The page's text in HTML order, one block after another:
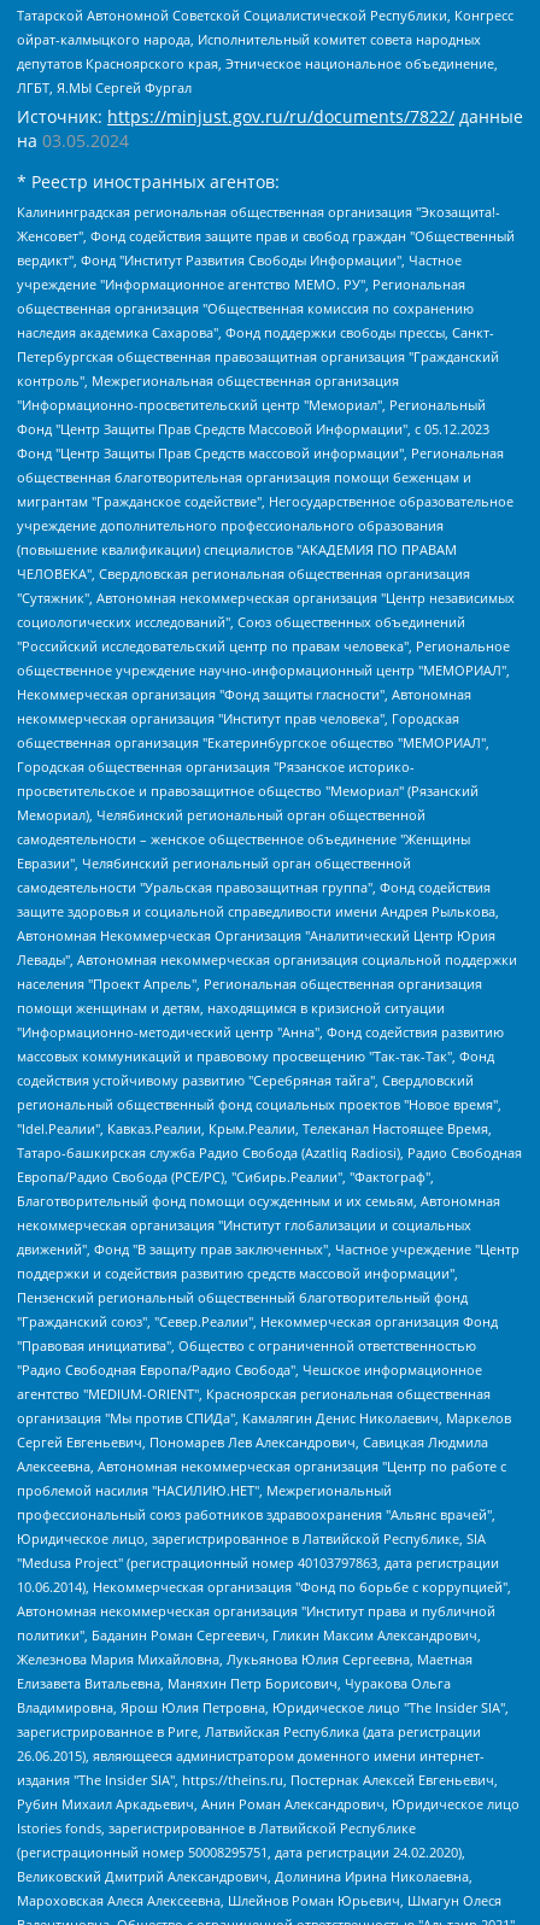
Татарской Автономной Советской Социалистической Республики, Конгресс
ойрат-калмыцкого народа, Исполнительный комитет совета народных
депутатов Красноярского края, Этническое национальное объединение,
ЛГБТ, Я.МЫ Сергей Фургал
Источник: https://minjust.gov.ru/ru/documents/7822/ данные
на 03.05.2024
* Реестр иностранных агентов:
Калининградская региональная общественная организация "Экозащита!-Женсовет", Фонд содействия защите прав и свобод граждан "Общественный вердикт", Фонд "Институт Развития Свободы Информации", Частное учреждение "Информационное агентство МЕМО. РУ", Региональная общественная организация "Общественная комиссия по сохранению наследия академика Сахарова", Фонд поддержки свободы прессы, Санкт-Петербургская общественная правозащитная организация "Гражданский контроль", Межрегиональная общественная организация "Информационно-просветительский центр "Мемориал", Региональный Фонд "Центр Защиты Прав Средств Массовой Информации", с 05.12.2023 Фонд "Центр Защиты Прав Средств массовой информации", Региональная общественная благотворительная организация помощи беженцам и мигрантам "Гражданское содействие", Негосударственное образовательное учреждение дополнительного профессионального образования (повышение квалификации) специалистов "АКАДЕМИЯ ПО ПРАВАМ ЧЕЛОВЕКА", Свердловская региональная общественная организация "Сутяжник", Автономная некоммерческая организация "Центр независимых социологических исследований", Союз общественных объединений "Российский исследовательский центр по правам человека", Региональное общественное учреждение научно-информационный центр "МЕМОРИАЛ", Некоммерческая организация "Фонд защиты гласности", Автономная некоммерческая организация "Институт прав человека", Городская общественная организация "Екатеринбургское общество "МЕМОРИАЛ", Городская общественная организация "Рязанское историко-просветительское и правозащитное общество "Мемориал" (Рязанский Мемориал), Челябинский региональный орган общественной самодеятельности – женское общественное объединение "Женщины Евразии", Челябинский региональный орган общественной самодеятельности "Уральская правозащитная группа", Фонд содействия защите здоровья и социальной справедливости имени Андрея Рылькова, Автономная Некоммерческая Организация "Аналитический Центр Юрия Левады", Автономная некоммерческая организация социальной поддержки населения "Проект Апрель", Региональная общественная организация помощи женщинам и детям, находящимся в кризисной ситуации "Информационно-методический центр "Анна", Фонд содействия развитию массовых коммуникаций и правовому просвещению "Так-так-Так", Фонд содействия устойчивому развитию "Серебряная тайга", Свердловский региональный общественный фонд социальных проектов "Новое время", "Idel.Реалии", Кавказ.Реалии, Крым.Реалии, Телеканал Настоящее Время, Татаро-башкирская служба Радио Свобода (Azatliq Radiosi), Радио Свободная Европа/Радио Свобода (PCE/PC), "Сибирь.Реалии", "Фактограф", Благотворительный фонд помощи осужденным и их семьям, Автономная некоммерческая организация "Институт глобализации и социальных движений", Фонд "В защиту прав заключенных", Частное учреждение "Центр поддержки и содействия развитию средств массовой информации", Пензенский региональный общественный благотворительный фонд "Гражданский союз", "Север.Реалии", Некоммерческая организация Фонд "Правовая инициатива", Общество с ограниченной ответственностью "Радио Свободная Европа/Радио Свобода", Чешское информационное агентство "MEDIUM-ORIENT", Красноярская региональная общественная организация "Мы против СПИДа", Камалягин Денис Николаевич, Маркелов Сергей Евгеньевич, Пономарев Лев Александрович, Савицкая Людмила Алексеевна, Автономная некоммерческая организация "Центр по работе с проблемой насилия "НАСИЛИЮ.НЕТ", Межрегиональный профессиональный союз работников здравоохранения "Альянс врачей", Юридическое лицо, зарегистрированное в Латвийской Республике, SIA "Medusa Project" (регистрационный номер 40103797863, дата регистрации 10.06.2014), Некоммерческая организация "Фонд по борьбе с коррупцией", Автономная некоммерческая организация "Институт права и публичной политики", Баданин Роман Сергеевич, Гликин Максим Александрович, Железнова Мария Михайловна, Лукьянова Юлия Сергеевна, Маетная Елизавета Витальевна, Маняхин Петр Борисович, Чуракова Ольга Владимировна, Ярош Юлия Петровна, Юридическое лицо "The Insider SIA", зарегистрированное в Риге, Латвийская Республика (дата регистрации 26.06.2015), являющееся администратором доменного имени интернет-издания "The Insider SIA", https://theins.ru, Постернак Алексей Евгеньевич, Рубин Михаил Аркадьевич, Анин Роман Александрович, Юридическое лицо Istories fonds, зарегистрированное в Латвийской Республике (регистрационный номер 50008295751, дата регистрации 24.02.2020), Великовский Дмитрий Александрович, Долинина Ирина Николаевна, Мароховская Алеся Алексеевна, Шлейнов Роман Юрьевич, Шмагун Олеся Валентиновна, Общество с ограниченной ответственностью "Альтаир 2021", Общество с ограниченной ответственностью "Вега 2021", Общество с ограниченной ответственностью "Главный редактор 2021", Общество с ограниченной ответственностью "Ромашки монолит", Важенков Артем Валерьевич, Ивановская областная общественная организация "Центр гендерных исследований", Гурман Юрий Альбертович, Медиапроект "ОВД-Инфо", Егоров Владимир Владимирович, Жилинский Владимир Александрович, Общество с ограниченной ответственностью "ЗП", Иванова София Юрьевна, Карезина Инна Павловна, Кильтау Екатерина Викторовна, Петров Алексей Викторович, Пискунов Сергей Евгеньевич, Смирнов Сергей Сергеевич, Тихонов Михаил Сергеевич, Общество с ограниченной ответственностью "ЖУРНАЛИСТ-ИНОСТРАННЫЙ АГЕНТ", Арапова Галина Юрьевна, Вольтская Татьяна Анатольевна, Американская компания "Mason G.E.S. Anonymous Foundation" (США), являющаяся владельцем интернет-издания https://mnews.world/, Компания "Stichting Bellingcat", зарегистрированная в Нидерландах (дата регистрации 11.07.2018), Захаров Андрей Вячеславович, Клепиковская Екатерина Дмитриевна, Общество с ограниченной ответственностью "МЕМО", Перл Роман Александрович, Симонов Евгений Алексеевич, Соловьева Елена Анатольевна, Сотников Даниил Владимирович, Сурначева Елизавета Дмитриевна, Автономная некоммерческая организация по защите прав человека и информированию населения "Якутия – Наше Мнение", Общество с ограниченной ответственностью "Москоу диджитал медиа", с 26.01.2023 Общество с ограниченной ответственностью "Чайка Белые сады", Ветошкина Валерия Валерьевна, Заговора Максим Александрович, Межрегиональное общественное движение "Российская ЛГБТ - сеть", Оленичев Максим Владимирович, Павлов Иван Юрьевич, Скворцова Елена Сергеевна, Общество с ограниченной ответственностью "Как бы инагент", Кочетков Игорь Викторович, Общество с ограниченной ответственностью "Честные выборы", Еланчик Олег Александрович, Общество с ограниченной ответственностью "Нобелевский призыв", Гималова Регина Эмилевна, Григорьев Андрей Валерьевич, Григорьева Алина Александровна, Ассоциация по содействию защите прав призывников, альтернативнослужащих и военнослужащих "Правозащитная группа "Гражданин.Армия.Право", Хисамова Регина Фаритовна, Автономная некоммерческая организация по реализации социально-правовых программ "Лилит", Дальневосточное общественное движение "Маяк", Санкт-Петербургская ЛГБТ-инициативная группа "Выход", Инициативная группа ЛГБТ+ "Реверс", Алексеев Андрей Викторович, Бекбулатова Таисия Львовна, Беляев Иван Михайлович, Владыкина Елена Сергеевна, Гельман Марат Александрович, Никульшина Вероника Юрьевна, Толоконникова Надежда Андреевна, Шендерович Виктор Анатольевич, Общество с ограниченной ответственностью "Данное сообщение", Общество с ограниченной ответственностью Издательский дом "Новая глава", Айнбиндер Александра Александровна, Московский комьюнити-центр для ЛГБТ+инициатив, Благотворительный фонд развития филантропии, Deutsche Welle (Германия, Kurt-Schumacher-Strasse 3, 53113 Bonn), Борзунова Мария Михайловна, Воробьев Виктор Викторович, Голубева Анна Львовна, Константинова Алла Михайловна, Малкова Ирина Владимировна, Мурадов Мурад Абдулгалимович, Осетинская Елизавета Николаевна, Понасенков Евгений Николаевич, Ганапольский Матвей Юрьевич, Киселев Евгений Алексеевич, Борухович Ирина Григорьевна, Дремин Иван Тимофеевич, Дубровский Дмитрий Викторович, Красноярская региональная общественная организация поддержки и развития альтернативных образовательных технологий и межкультурных коммуникаций "ИНТЕРРА", Маяковская Екатерина Алексеевна, Фейгин Марк Захарович, Филимонов Андрей Викторович, Дзугкоева Регина Николаевна, Доброхотов Роман Александрович, Дудь Юрий Александрович, Елкин Сергей Владимирович, Кругликов Кирилл Игоревич, Сабунаева Мария Леонидовна, Семенов Алексей Владимирович, Шаинян Карен Багратович, Шульман Екатерина Михайловна, Асафьев Артур Валерьевич, Вахштайн Виктор Семенович, Венедиктов Алексей Алексеевич, Лушникова Екатерина Евгеньевна, Волков Леонид Михайлович, Невзоров Александр Глебович, Пархоменко Сергей Борисович, Сироткин Ярослав Николаевич, Кара-Мурза Владимир Владимирович, Баранова Наталья Владимировна, Гозман Леонид Яковлевич, Кагарлицкий Борис Юльевич, Климарев Михаил Валерьевич, Милов Владимир Станиславович, Автономная некоммерческая организация Краснодарский центр современного искусства "Типография", Моргенштерн Алишер Тагирович, Соболь Любовь Эдуардовна, Общество с ограниченной ответственностью "ЛИЗА НОРМ", Каспаров Гарри Кимович, Ходорковский Михаил Борисович, Общество с ограниченной ответственностью "Апрельские тезисы", Данилович Ирина Брониславовна, Кашин Олег Владимирович, Петров Николай Владимирович, Пивоваров Алексей Владимирович, Соколов Михаил Владимирович, Цветкова Юлия Владимировна, Чичваркин Евгений Александрович, Комитет против пыток/Команда против пыток, Общество с ограниченной ответственностью "Первый научный", Общество с ограниченной ответственностью "Вертолет и ко", Белоцерковская Вероника Борисовна, Кац Максим Евгеньевич, Лазарева Татьяна Юрьевна, Шаведдинов Руслан Табризович, Яшин Илья Валерьевич, Общество с ограниченной ответственностью "Иноагент ААВ", Алешковский Дмитрий Петрович, Альбац Евгения Марковна, Быков Дмитрий Львович, Галямина Юлия Евгеньевна, Лойко Сергей Леонидович, Мартынов Кирилл Константинович, Медведев Сергей Александрович, Крашенинников Федор Геннадиевич, Гордеева Катерина Вл